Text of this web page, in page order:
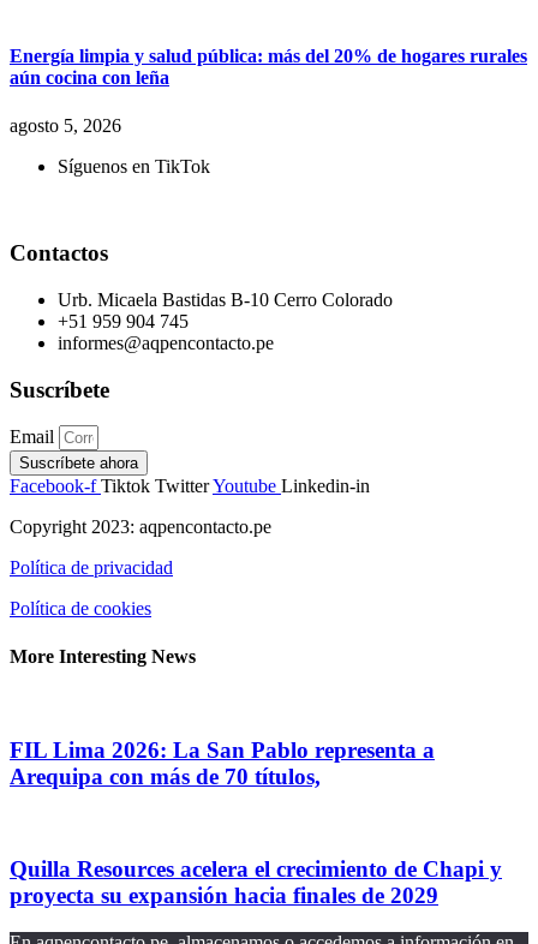
Energía limpia y salud pública: más del 20% de hogares rurales
aún cocina con leña
agosto 5, 2026
Síguenos en TikTok
Contactos
Urb. Micaela Bastidas B-10 Cerro Colorado
+51 959 904 745
informes@aqpencontacto.pe
Suscríbete
Email
Suscríbete ahora
Facebook-f Tiktok TwitterYoutube Linkedin-in
Copyright 2023: aqpencontacto.pe
Política de privacidad
Política de cookies
More Interesting News
FIL Lima 2026: La San Pablo representa a
Arequipa con más de 70 títulos,
Quilla Resources acelera el crecimiento de Chapi y
proyecta su expansión hacia finales de 2029